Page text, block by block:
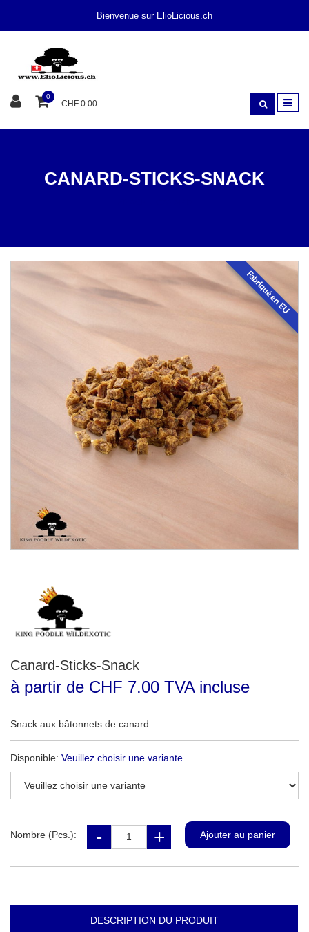
Bienvenue sur ElioLicious.ch
0
CHF 0.00
CANARD-STICKS-SNACK
Fabriqué en EU
Canard-Sticks-Snack
à partir de CHF 7.00 TVA incluse
Snack aux bâtonnets de canard
Disponible: Veuillez choisir une variante
Nombre (Pcs.):
DESCRIPTION DU PRODUIT